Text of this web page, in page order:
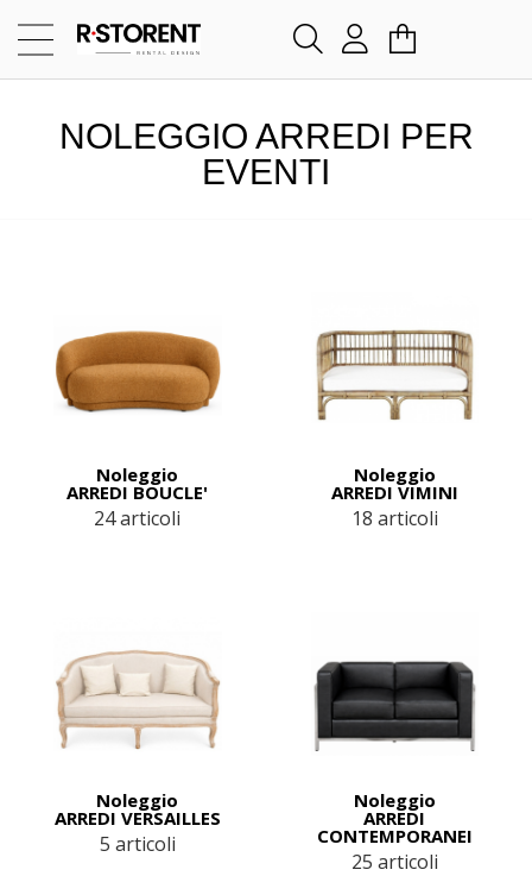
NOLEGGIO ARREDI PER
EVENTI
Noleggio
ARREDI BOUCLE'
24 articoli
Noleggio
ARREDI VIMINI
18 articoli
Noleggio
ARREDI VERSAILLES
5 articoli
Noleggio
ARREDI
CONTEMPORANEI
25 articoli